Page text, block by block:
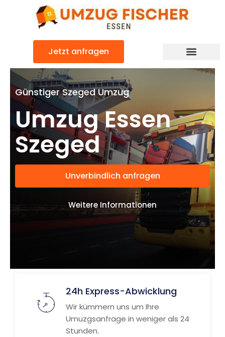
Jetzt anfragen
Günstiger Szeged Umzug
Umzug Essen
Szeged
Unverbindlich anfragen
Weitere Informationen
24h Express-Abwicklung
Wir kümmern uns um Ihre
Umuzgsanfrage in weniger als 24
Stunden.